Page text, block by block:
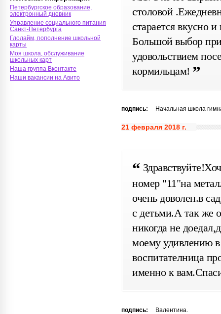
Петербургское образование,
электронный дневник
Управление социального питания
Санкт-Петербурга
Глолайм, пополнение школьной
карты
Моя школа, обслуживание
школьных карт
Наша группа Вконтакте
Наши вакансии на Авито
столовой
старается вкусно
Большой выбор
удовольствием
кормильцам!
подпись: Начальная школа
21 февраля 2018 г.
номер "11"на
очень доволен.в
с детьми.А так же
никогда не
моему удивлению в
воспитателница
именно к
подпись: Валентина.